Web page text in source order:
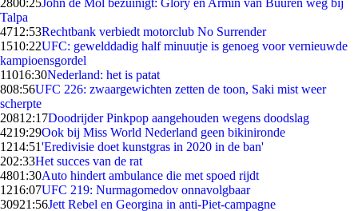
2800:25John de Mol bezuinigt: Glory en Armin van Buuren weg bij
Talpa
4712:53Rechtbank verbiedt motorclub No Surrender
1510:22UFC: gewelddadig half minuutje is genoeg voor vernieuwde
kampioensgordel
11016:30Nederland: het is patat
808:56UFC 226: zwaargewichten zetten de toon, Saki mist weer
scherpte
20812:17Doodrijder Pinkpop aangehouden wegens doodslag
4219:29Ook bij Miss World Nederland geen bikinironde
1214:51'Eredivisie doet kunstgras in 2020 in de ban'
202:33Het succes van de rat
4801:30Auto hindert ambulance die met spoed rijdt
1216:07UFC 219: Nurmagomedov onnavolgbaar
30921:56Jett Rebel en Georgina in anti-Piet-campagne